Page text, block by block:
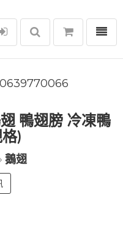
選單
鴨翅膀 冷凍鴨
)
鵝翅